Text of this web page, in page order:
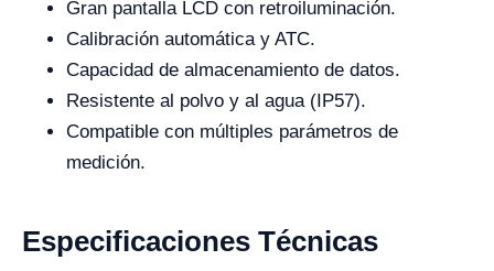
Gran pantalla LCD con retroiluminación.
Calibración automática y ATC.
Capacidad de almacenamiento de datos.
Resistente al polvo y al agua (IP57).
Compatible con múltiples parámetros de
medición.
Especificaciones Técnicas